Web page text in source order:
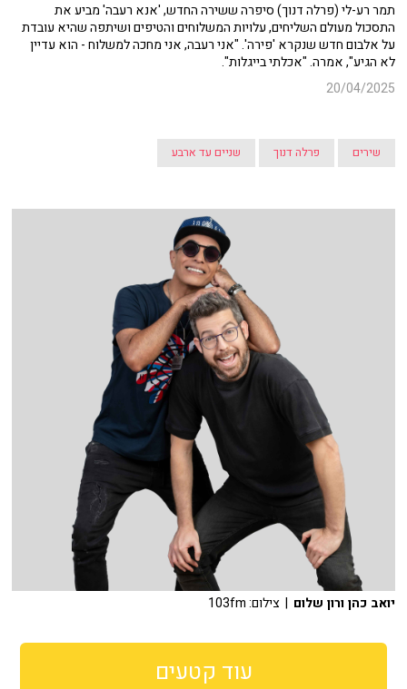
תמר רע-לי (פרלה דנוך) סיפרה ששירה החדש, 'אנא רעבה' מביע את
התסכול מעולם השליחים, עלויות המשלוחים והטיפים ושיתפה שהיא עובדת
על אלבום חדש שנקרא 'פירה'. "אני רעבה, אני מחכה למשלוח - הוא עדיין
לא הגיע", אמרה. "אכלתי בייגלות".
20/04/2025
שירים פרלה דנוך שניים עד ארבע
יואב כהן ורון שלום | צילום: 103fm
עוד קטעים